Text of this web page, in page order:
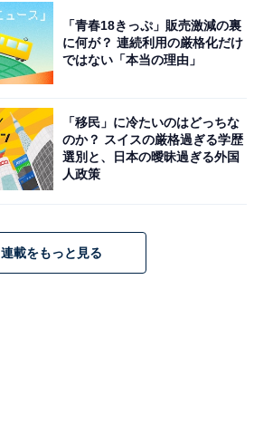
「青春18きっぷ」販売激減の裏
に何が？ 連続利用の厳格化だけ
ではない「本当の理由」
「移民」に冷たいのはどっちな
のか？ スイスの厳格過ぎる学歴
選別と、日本の曖昧過ぎる外国
人政策
連載をもっと見る